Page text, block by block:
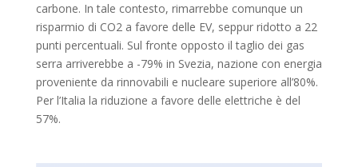
carbone. In tale contesto, rimarrebbe comunque un
risparmio di CO2 a favore delle EV, seppur ridotto a 22
punti percentuali. Sul fronte opposto il taglio dei gas
serra arriverebbe a -79% in Svezia, nazione con energia
proveniente da rinnovabili e nucleare superiore all’80%.
Per l’Italia la riduzione a favore delle elettriche è del
57%.